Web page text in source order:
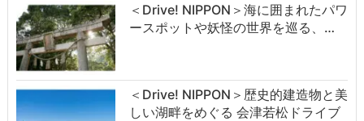
＜Drive! NIPPON＞海に囲まれたパワ
ースポットや妖怪の世界を巡る、…
＜Drive! NIPPON＞歴史的建造物と美
しい湖畔をめぐる 会津若松ドライブ